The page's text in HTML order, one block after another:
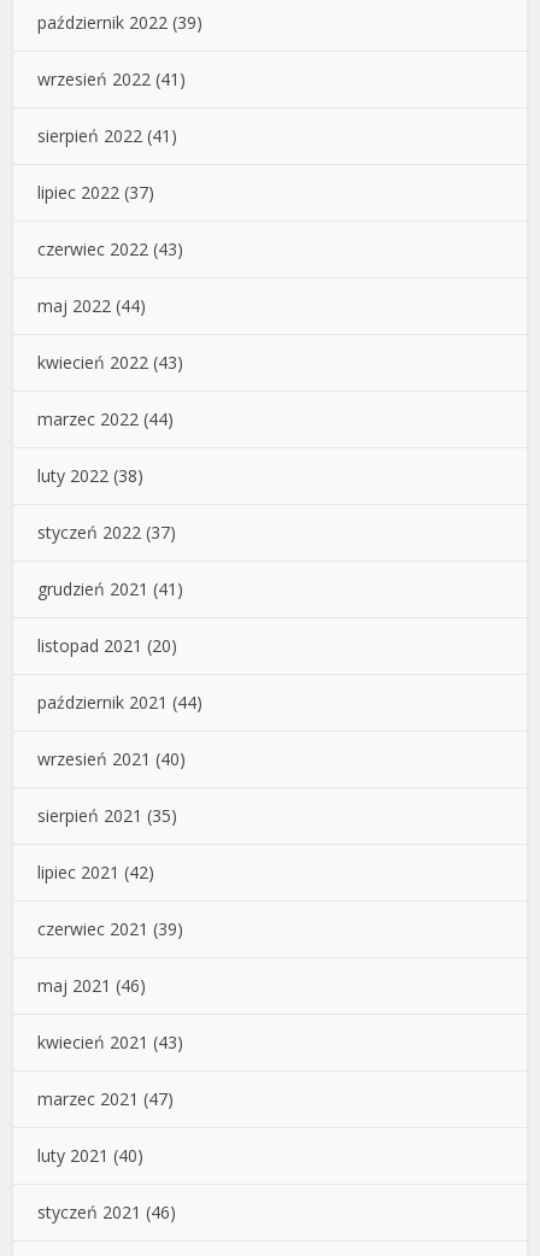
październik 2022 (39)
wrzesień 2022 (41)
sierpień 2022 (41)
lipiec 2022 (37)
czerwiec 2022 (43)
maj 2022 (44)
kwiecień 2022 (43)
marzec 2022 (44)
luty 2022 (38)
styczeń 2022 (37)
grudzień 2021 (41)
listopad 2021 (20)
październik 2021 (44)
wrzesień 2021 (40)
sierpień 2021 (35)
lipiec 2021 (42)
czerwiec 2021 (39)
maj 2021 (46)
kwiecień 2021 (43)
marzec 2021 (47)
luty 2021 (40)
styczeń 2021 (46)